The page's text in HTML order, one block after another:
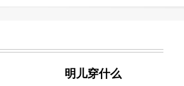
明儿穿什么